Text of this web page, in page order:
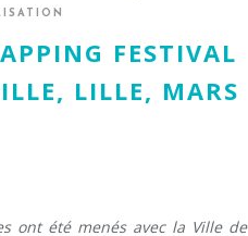
FESTIVAL
LILLE, MARS
ont été menés avec la Ville de